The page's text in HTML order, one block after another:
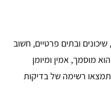
ובתים פרטיים, חשוב
מוסמך, אמין ומיומן
רשימה של בדיקות